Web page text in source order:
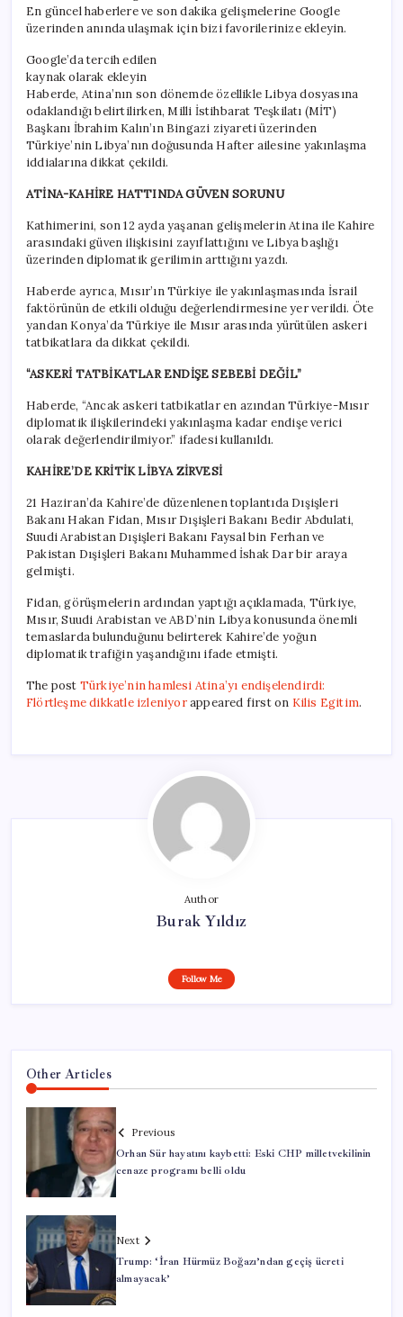
En güncel haberlere ve son dakika gelişmelerine Google
üzerinden anında ulaşmak için bizi favorilerinize ekleyin.
Google’da tercih edilen
kaynak olarak ekleyin
Haberde, Atina’nın son dönemde özellikle Libya dosyasına
odaklandığı belirtilirken, Milli İstihbarat Teşkilatı (MİT)
Başkanı İbrahim Kalın’ın Bingazi ziyareti üzerinden
Türkiye’nin Libya’nın doğusunda Hafter ailesine yakınlaşma
iddialarına dikkat çekildi.
ATİNA-KAHİRE HATTINDA GÜVEN SORUNU
Kathimerini, son 12 ayda yaşanan gelişmelerin Atina ile Kahire
arasındaki güven ilişkisini zayıflattığını ve Libya başlığı
üzerinden diplomatik gerilimin arttığını yazdı.
Haberde ayrıca, Mısır’ın Türkiye ile yakınlaşmasında İsrail
faktörünün de etkili olduğu değerlendirmesine yer verildi. Öte
yandan Konya’da Türkiye ile Mısır arasında yürütülen askeri
tatbikatlara da dikkat çekildi.
“ASKERİ TATBİKATLAR ENDİŞE SEBEBİ DEĞİL”
Haberde, “Ancak askeri tatbikatlar en azından Türkiye-Mısır
diplomatik ilişkilerindeki yakınlaşma kadar endişe verici
olarak değerlendirilmiyor.” ifadesi kullanıldı.
KAHİRE’DE KRİTİK LİBYA ZİRVESİ
21 Haziran’da Kahire’de düzenlenen toplantıda Dışişleri
Bakanı Hakan Fidan, Mısır Dışişleri Bakanı Bedir Abdulati,
Suudi Arabistan Dışişleri Bakanı Faysal bin Ferhan ve
Pakistan Dışişleri Bakanı Muhammed İshak Dar bir araya
gelmişti.
Fidan, görüşmelerin ardından yaptığı açıklamada, Türkiye,
Mısır, Suudi Arabistan ve ABD’nin Libya konusunda önemli
temaslarda bulunduğunu belirterek Kahire’de yoğun
diplomatik trafiğin yaşandığını ifade etmişti.
The post Türkiye’nin hamlesi Atina’yı endişelendirdi:
Flörtleşme dikkatle izleniyorappeared first on Kilis Egitim.
Author
Burak Yıldız
Follow Me
Other Articles
Previous
Orhan Sür hayatını kaybetti: Eski CHP milletvekilinin
cenaze programı belli oldu
Next
Trump: ‘İran Hürmüz Boğazı’ndan geçiş ücreti
almayacak’